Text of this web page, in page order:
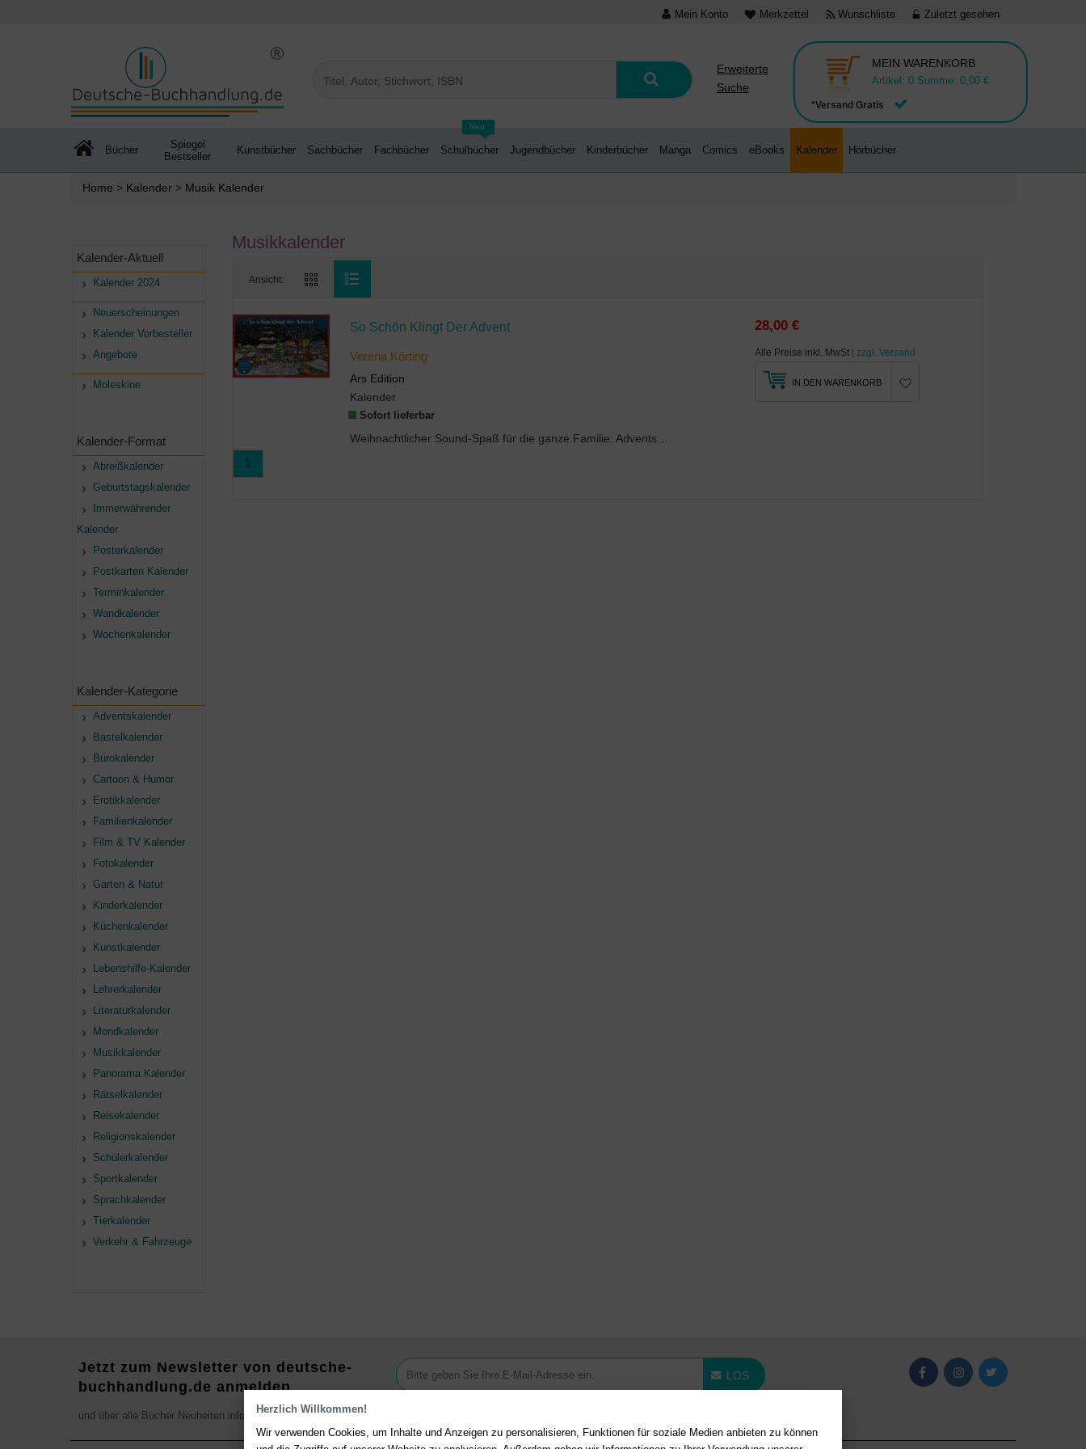
Herzlich Willkommen!
Wir verwenden Cookies, um Inhalte und Anzeigen zu personalisieren, Funktionen für soziale Medien anbieten zu können
Mein Konto Merkzettel Wunschliste Zuletzt gesehen
Erweiterte
Suche
*Versand Gratis
MEIN WARENKORB
Artikel: 0 Summe: 0,00 €
Bücher
Spiegel
Bestseller
Kunstbücher Sachbücher Fachbücher
Neu
Schulbücher Jugendbücher Kinderbücher Manga Comics eBooks Kalender Hörbücher
Home > Kalender > Musik Kalender
Kalender-Aktuell
Kalender 2024
Neuerscheinungen
Kalender Vorbesteller
Angebote
Moleskine
Kalender-Format
Abreißkalender
Geburtstagskalender
Immerwährender
Kalender
Posterkalender
Postkarten Kalender
Terminkalender
Wandkalender
Wochenkalender
Kalender-Kategorie
Adventskalender
Bastelkalender
Bürokalender
Cartoon & Humor
Erotikkalender
Familienkalender
Film & TV Kalender
Fotokalender
Garten & Natur
Kinderkalender
Küchenkalender
Kunstkalender
Lebenshilfe-Kalender
Lehrerkalender
Literaturkalender
Mondkalender
Musikkalender
Panorama Kalender
Rätselkalender
Reisekalender
Religionskalender
Schülerkalender
Sportkalender
Sprachkalender
Tierkalender
Verkehr & Fahrzeuge
Musikkalender
Ansicht:
So Schön Klingt Der Advent
Verena Körting
Ars Edition
Kalender
Sofort lieferbar
28,00 €
Alle Preise inkl. MwSt | zzgl. Versand
IN DEN WARENKORB
1
Jetzt zum Newsletter von deutsche-
buchhandlung.de anmelden
und über alle Bücher Neuheiten informieren
LOS